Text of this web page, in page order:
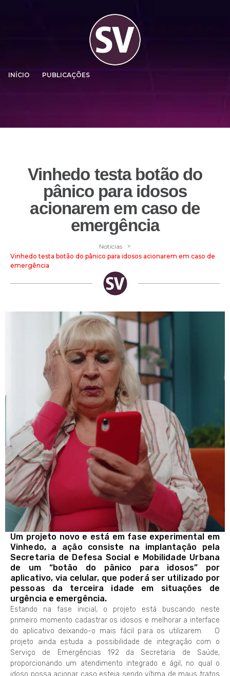
INÍCIO PUBLICAÇÕES
Vinhedo testa botão do
pânico para idosos
acionarem em caso de
emergência
Notícias >
Vinhedo testa botão do pânico para idosos acionarem em caso de
emergência
Um projeto novo e está em fase experimental em
Vinhedo, a ação consiste na implantação pela
Secretaria de Defesa Social e Mobilidade Urbana
de um “botão do pânico para idosos” por
aplicativo, via celular, que poderá ser utilizado por
pessoas da terceira idade em situações de
urgência e emergência.
Estando na fase inicial, o projeto está buscando neste
primeiro momento cadastrar os idosos e melhorar a interface
do aplicativo deixando-o mais fácil para os utilizarem. O
projeto ainda estuda a possibilidade de integração com o
Serviço de Emergências 192 da Secretaria de Saúde,
proporcionando um atendimento integrado e ágil, no qual o
idoso possa acionar caso esteja sendo vítima de maus tratos